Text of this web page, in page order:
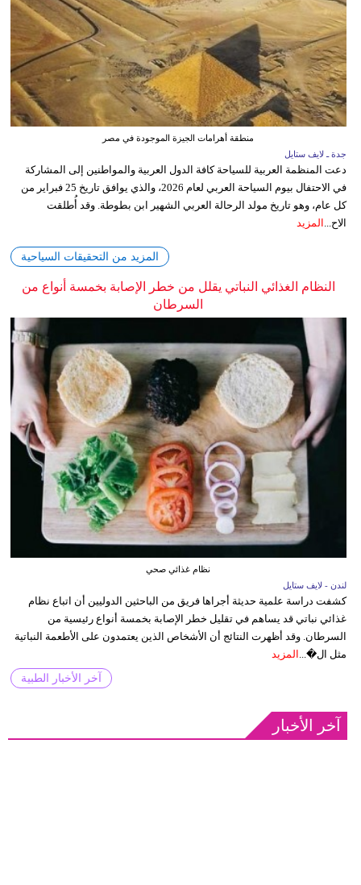
منطقة أهرامات الجيزة الموجودة في مصر
جدة ـ لايف ستايل
دعت المنظمة العربية للسياحة كافة الدول العربية والمواطنين إلى المشاركة
في الاحتفال بيوم السياحة العربي لعام 2026، والذي يوافق تاريخ 25 فبراير من
كل عام، وهو تاريخ مولد الرحالة العربي الشهير ابن بطوطة. وقد أُطلقت
الاح... المزيد
المزيد من التحقيقات السياحية
النظام الغذائي النباتي يقلل من خطر الإصابة بخمسة أنواع من
السرطان
نظام غذائي صحي
لندن - لايف ستايل
كشفت دراسة علمية حديثة أجراها فريق من الباحثين الدوليين أن اتباع نظام
غذائي نباتي قد يساهم في تقليل خطر الإصابة بخمسة أنواع رئيسية من
السرطان. وقد أظهرت النتائج أن الأشخاص الذين يعتمدون على الأطعمة النباتية
مثل ال�...
المزيد
آخر الأخبار الطبية
آخر الأخبار